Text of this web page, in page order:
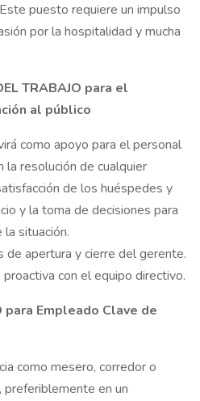
puesto requiere un impulso
por la hospitalidad y mucha
TRABAJO para el
al público
como apoyo para el personal
la resolución de cualquier
de los huéspedes y
y la toma de decisiones para
situación.
de apertura y cierre del gerente.
con el equipo directivo.
para Empleado Clave de
como mesero, corredor o
en un